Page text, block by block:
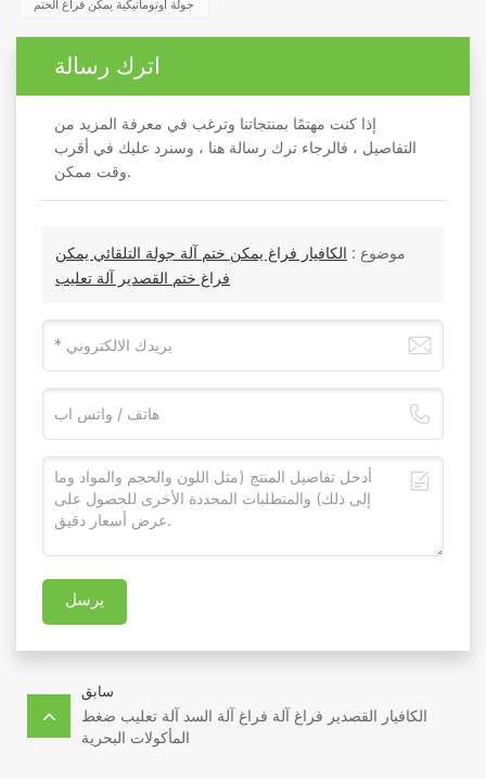
جولة أوتوماتيكية يمكن فراغ الختم
اترك رسالة
إذا كنت مهتمًا بمنتجاتنا وترغب في معرفة المزيد من
التفاصيل ، فالرجاء ترك رسالة هنا ، وسنرد عليك في أقرب
وقت ممكن.
موضوع : الكافيار فراغ يمكن ختم آلة جولة التلقائي يمكن
فراغ ختم القصدير آلة تعليب
يرسل
سابق
الكافيار القصدير فراغ آلة فراغ آلة السد آلة تعليب ضغط
المأكولات البحرية